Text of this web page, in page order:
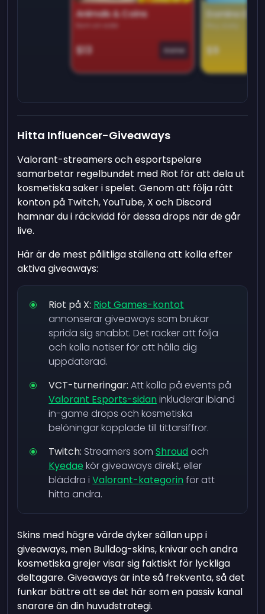
Animals & Coins
$13 Game
Domino
$9
Hitta Influencer-Giveaways
Valorant-streamers och esportspelare
samarbetar regelbundet med Riot för att dela ut
kosmetiska saker i spelet. Genom att följa rätt
konton på Twitch, YouTube, X och Discord
hamnar du i räckvidd för dessa drops när de går
live.
Här är de mest pålitliga ställena att kolla efter
aktiva giveaways:
Riot på X: Riot Games-kontot
annonserar giveaways som brukar
sprida sig snabbt. Det räcker att följa
och kolla notiser för att hålla dig
uppdaterad.
VCT-turneringar: Att kolla på events på
Valorant Esports-sidaninkluderar ibland
in-game drops och kosmetiska
belöningar kopplade till tittarsiffror.
Twitch: Streamers somShroudoch
Kyedae kör giveaways direkt, eller
bläddra iValorant-kategorinför att
hitta andra.
Skins med högre värde dyker sällan upp i
giveaways, men Bulldog-skins, knivar och andra
kosmetiska grejer visar sig faktiskt för lyckliga
deltagare. Giveaways är inte så frekventa, så det
funkar bättre att se det här som en passiv kanal
snarare än din huvudstrategi.